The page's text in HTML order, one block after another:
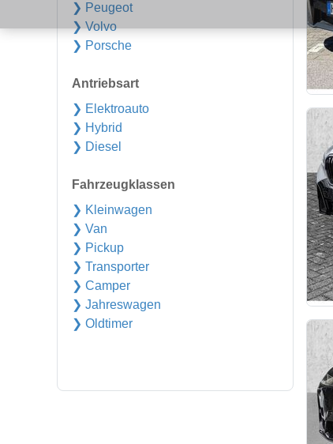
❯ Peugeot
❯ Volvo
❯ Porsche
Antriebsart
❯ Elektroauto
❯ Hybrid
❯ Diesel
Fahrzeugklassen
❯ Kleinwagen
❯ Van
❯ Pickup
❯ Transporter
❯ Camper
❯ Jahreswagen
❯ Oldtimer